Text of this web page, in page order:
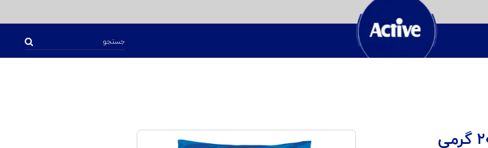
جستجو
برای:
پودر ماشین لباسشویی پلی‌واش ۲۰۰۰ گرمی